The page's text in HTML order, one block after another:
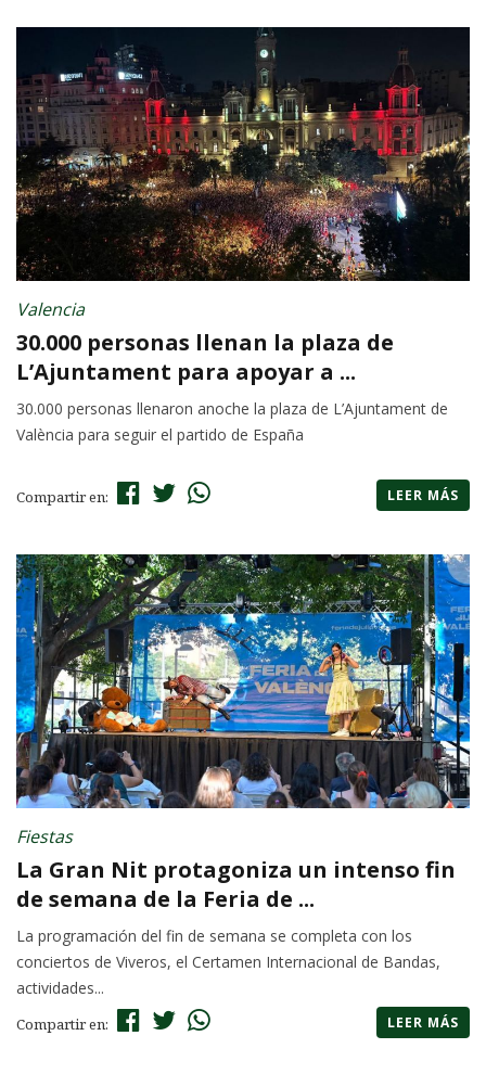
Valencia
30.000 personas llenan la plaza de
L’Ajuntament para apoyar a ...
30.000 personas llenaron anoche la plaza de L’Ajuntament de
València para seguir el partido de España
Compartir en: LEER MÁS
Fiestas
La Gran Nit protagoniza un intenso fin
de semana de la Feria de ...
La programación del fin de semana se completa con los
conciertos de Viveros, el Certamen Internacional de Bandas,
actividades...
Compartir en: LEER MÁS